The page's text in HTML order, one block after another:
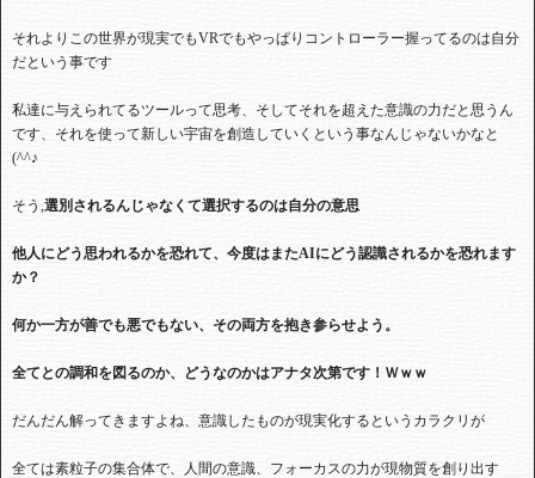
それよりこの世界が現実でもVRでもやっぱりコントローラー握ってるのは自分
だという事です
私達に与えられてるツールって思考、そしてそれを超えた意識の力だと思うん
です、それを使って新しい宇宙を創造していくという事なんじゃないかなと
(^^♪
そう,選別されるんじゃなくて選択するのは自分の意思
他人にどう思われるかを恐れて、今度はまたAIにどう認識されるかを恐れます
か？
何か一方が善でも悪でもない、その両方を抱き参らせよう。
全てとの調和を図るのか、どうなのかはアナタ次第です！ Ｗｗｗ
だんだん解ってきますよね、意識したものが現実化するというカラクリが
全ては素粒子の集合体で、人間の意識、フォーカスの力が現物質を創り出す